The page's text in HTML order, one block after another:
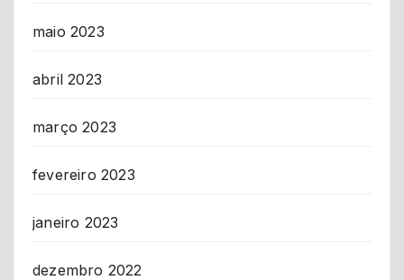
maio 2023
abril 2023
março 2023
fevereiro 2023
janeiro 2023
dezembro 2022